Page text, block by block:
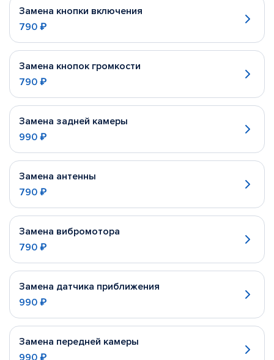
Замена кнопки включения
790 ₽
Замена кнопок громкости
790 ₽
Замена задней камеры
990 ₽
Замена антенны
790 ₽
Замена вибромотора
790 ₽
Замена датчика приближения
990 ₽
Замена передней камеры
990 ₽